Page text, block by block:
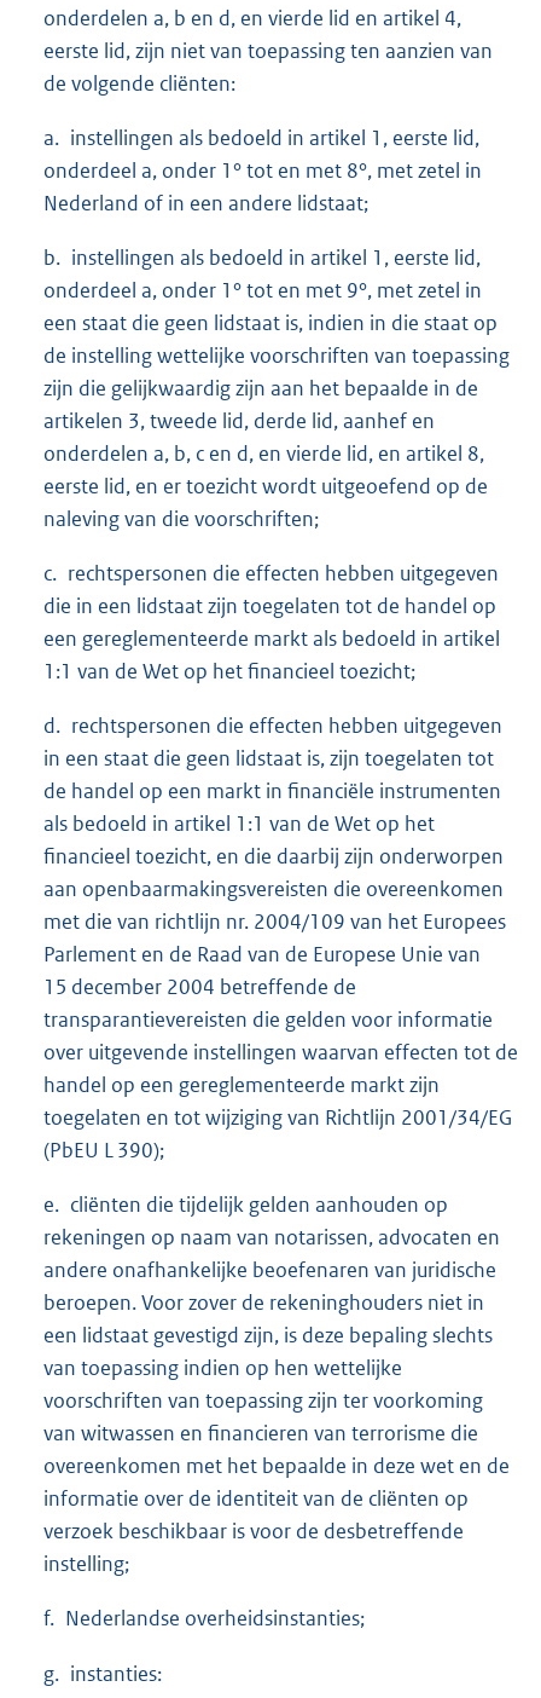
onderdelen a, b en d, en vierde lid en artikel 4,
eerste lid, zijn niet van toepassing ten aanzien van
de volgende cliënten:
a. instellingen als bedoeld in artikel 1, eerste lid,
onderdeel a, onder 1° tot en met 8°, met zetel in
Nederland of in een andere lidstaat;
b. instellingen als bedoeld in artikel 1, eerste lid,
onderdeel a, onder 1° tot en met 9°, met zetel in
een staat die geen lidstaat is, indien in die staat op
de instelling wettelijke voorschriften van toepassing
zijn die gelijkwaardig zijn aan het bepaalde in de
artikelen 3, tweede lid, derde lid, aanhef en
onderdelen a, b, c en d, en vierde lid, en artikel 8,
eerste lid, en er toezicht wordt uitgeoefend op de
naleving van die voorschriften;
c. rechtspersonen die effecten hebben uitgegeven
die in een lidstaat zijn toegelaten tot de handel op
een gereglementeerde markt als bedoeld in artikel
1:1 van de Wet op het financieel toezicht;
d. rechtspersonen die effecten hebben uitgegeven
in een staat die geen lidstaat is, zijn toegelaten tot
de handel op een markt in financiële instrumenten
als bedoeld in artikel 1:1 van de Wet op het
financieel toezicht, en die daarbij zijn onderworpen
aan openbaarmakingsvereisten die overeenkomen
met die van richtlijn nr. 2004/109 van het Europees
Parlement en de Raad van de Europese Unie van
15 december 2004 betreffende de
transparantievereisten die gelden voor informatie
over uitgevende instellingen waarvan effecten tot de
handel op een gereglementeerde markt zijn
toegelaten en tot wijziging van Richtlijn 2001/34/EG
(PbEU L 390);
e. cliënten die tijdelijk gelden aanhouden op
rekeningen op naam van notarissen, advocaten en
andere onafhankelijke beoefenaren van juridische
beroepen. Voor zover de rekeninghouders niet in
een lidstaat gevestigd zijn, is deze bepaling slechts
van toepassing indien op hen wettelijke
voorschriften van toepassing zijn ter voorkoming
van witwassen en financieren van terrorisme die
overeenkomen met het bepaalde in deze wet en de
informatie over de identiteit van de cliënten op
verzoek beschikbaar is voor de desbetreffende
instelling;
f. Nederlandse overheidsinstanties;
g. instanties: